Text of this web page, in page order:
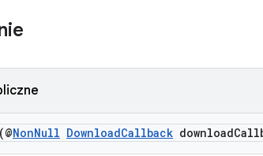
(@NonNull DownloadCallback